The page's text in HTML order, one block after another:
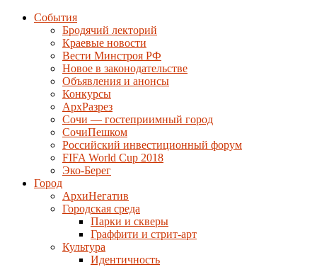
События
Бродячий лекторий
Краевые новости
Вести Минстроя РФ
Новое в законодательстве
Объявления и анонсы
Конкурсы
АрхРазрез
Сочи — гостеприимный город
СочиПешком
Российский инвестиционный форум
FIFA World Cup 2018
Эко-Берег
Город
АрхиНегатив
Городская среда
Парки и скверы
Граффити и стрит-арт
Культура
Идентичность